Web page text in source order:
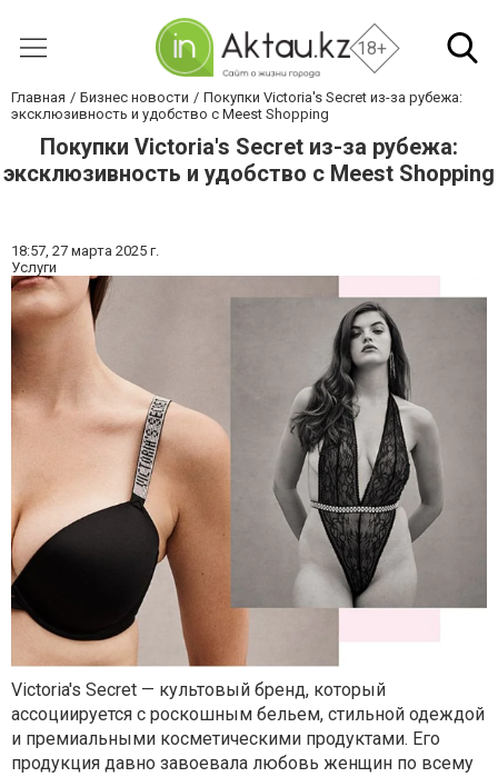
18+
Главная Бизнес новости
Покупки Victoria's Secret из-за рубежа:
эксклюзивность и удобство с Meest Shopping
Покупки Victoria's Secret из-за рубежа:
эксклюзивность и удобство с Meest Shopping
18:57, 27 марта 2025 г.
Услуги
Victoria's Secret — культовый бренд, который
ассоциируется с роскошным бельем, стильной одеждой
и премиальными косметическими продуктами. Его
продукция давно завоевала любовь женщин по всему